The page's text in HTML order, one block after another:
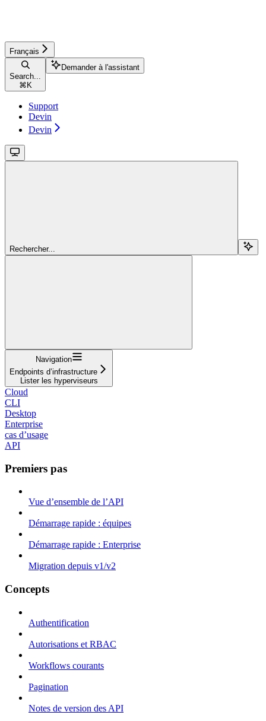
Français
Search...
⌘ K
Demander à l'assistant
Support
Devin
Devin
Rechercher...
Navigation
Endpoints d’infrastructure
Lister les hyperviseurs
Cloud
CLI
Desktop
Enterprise
cas d’usage
API
Premiers pas
Vue d’ensemble de l’API
Démarrage rapide : équipes
Démarrage rapide : Enterprise
Migration depuis v1/v2
Concepts
Authentification
Autorisations et RBAC
Workflows courants
Pagination
Notes de version des API